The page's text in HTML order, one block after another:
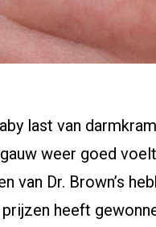
last van
weer goed
van Dr. Brown’s
heeft